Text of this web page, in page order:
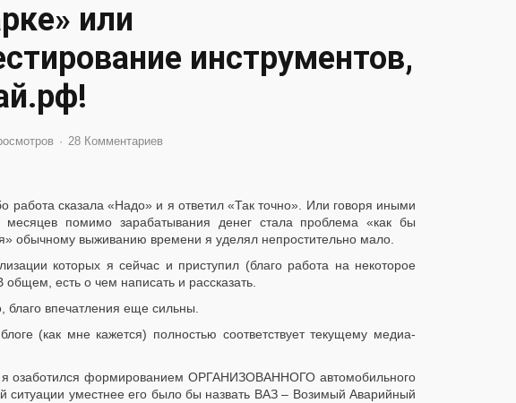
или
инструментов,
28 Комментариев
работа сказала «Надо» и я ответил «Так точно». Или говоря иными
помимо зарабатывания денег стала проблема «как бы
обычному выживанию времени я уделял непростительно мало.
которых я сейчас и приступил (благо работа на некоторое
есть о чем написать и рассказать.
благо впечатления еще сильны.
(как мне кажется) полностью соответствует текущему медиа-
я озаботился формированием ОРГАНИЗОВАННОГО автомобильного
ситуации уместнее его было бы назвать ВАЗ – Возимый Аварийный